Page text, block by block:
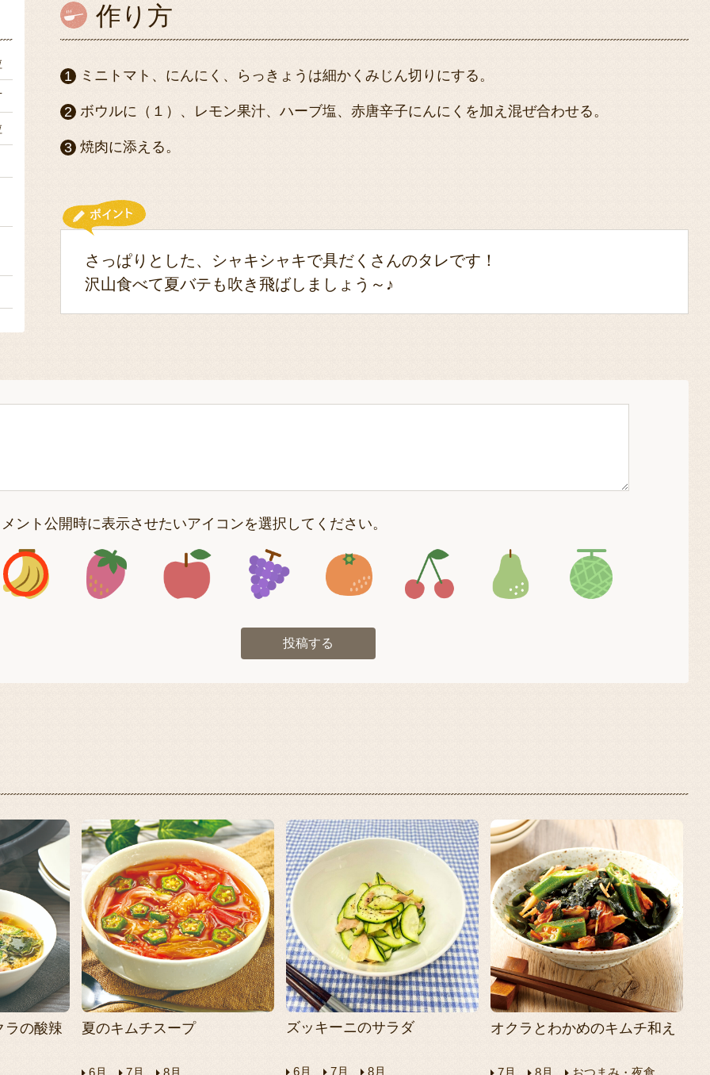
作り方
ミニトマト、にんにく、らっきょうは細かくみじん切りにする。
ボウルに（１）、レモン果汁、ハーブ塩、赤唐辛子にんにくを加え混ぜ合わせる。
焼肉に添える。
さっぱりとした、シャキシャキで具だくさんのタレです！
沢山食べて夏バテも吹き飛ばしましょう～♪
ント公開時に表示させたいアイコンを選択してください。
アイコン1 アイコン2 アイコン3 アイコン4 アイコン5 アイコン6 アイコン7
投稿する
ラの酸辣 夏のキムチスープ
6月 7月 8月
ズッキーニのサラダ
6月 7月 8月
オクラとわかめのキムチ和え
7月 8月 おつまみ・夜食